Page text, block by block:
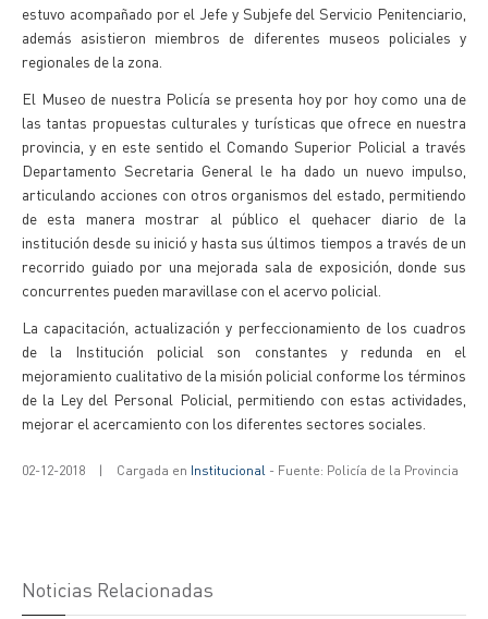
estuvo acompañado por el Jefe y Subjefe del Servicio Penitenciario,
además asistieron miembros de diferentes museos policiales y
regionales de la zona.
El Museo de nuestra Policía se presenta hoy por hoy como una de
las tantas propuestas culturales y turísticas que ofrece en nuestra
provincia, y en este sentido el Comando Superior Policial a través
Departamento Secretaria General le ha dado un nuevo impulso,
articulando acciones con otros organismos del estado, permitiendo
de esta manera mostrar al público el quehacer diario de la
institución desde su inició y hasta sus últimos tiempos a través de un
recorrido guiado por una mejorada sala de exposición, donde sus
concurrentes pueden maravillase con el acervo policial.
La capacitación, actualización y perfeccionamiento de los cuadros
de la Institución policial son constantes y redunda en el
mejoramiento cualitativo de la misión policial conforme los términos
de la Ley del Personal Policial, permitiendo con estas actividades,
mejorar el acercamiento con los diferentes sectores sociales.
02-12-2018 | Cargada en Institucional - Fuente: Policía de la Provincia
Noticias Relacionadas